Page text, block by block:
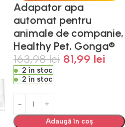
Adapator apa
automat pentru
animale de companie,
Healthy Pet, Gonga®
163,98lei 81,99 lei
2 în stoc
2 în stoc
Adaugă în coș